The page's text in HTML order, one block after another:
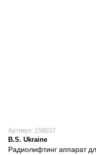
Артикул: 158037
B.S. Ukraine
Радиолифтинг аппарат